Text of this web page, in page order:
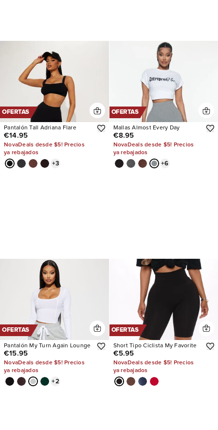
OFERTAS
Pantalón Tall Adriana Flare
€14.95
NovaDeals desde $5! Precios
ya rebajados
+3
OFERTAS
Mallas Almost Every Day
€8.95
NovaDeals desde $5! Precios
ya rebajados
+6
OFERTAS
Pantalón My Turn Again Lounge
€15.95
NovaDeals desde $5! Precios
ya rebajados
+2
OFERTAS
Short Tipo Ciclista My Favorite
€5.95
NovaDeals desde $5! Precios
ya rebajados